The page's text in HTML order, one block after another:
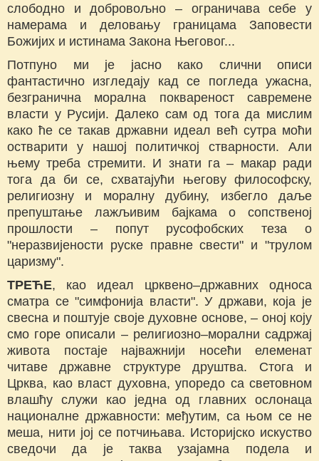
слободно и добровољно – ограничава себе у
намерама и деловању границама Заповести
Божијих и истинама Закона Његовог...
Потпуно ми је јасно како слични описи
фантастично изгледају кад се погледа ужасна,
безгранична морална поквареност савремене
власти у Русији. Далеко сам од тога да мислим
како ће се такав државни идеал већ сутра моћи
остварити у нашој политичкој стварности. Али
њему треба стремити. И знати га – макар ради
тога да би се, схватајући његову философску,
религиозну и моралну дубину, избегло даље
препуштање лажљивим бајкама о сопственој
прошлости – попут русофобских теза о
"неразвијености руске правне свести" и "трулом
царизму".
ТРЕЋЕ, као идеал црквено–државних односа
сматра се "симфонија власти". У држави, која је
свесна и поштује своје духовне основе, – оној коју
смо горе описали – религиозно–морални садржај
живота постаје најважнији носећи елеменат
читаве државне структуре друштва. Стога и
Црква, као власт духовна, упоредо са световном
влашћу служи као једна од главних ослонаца
националне државности: међутим, са њом се не
меша, нити јој се потчињава. Историјско искуство
сведочи да је таква узајамна подела и